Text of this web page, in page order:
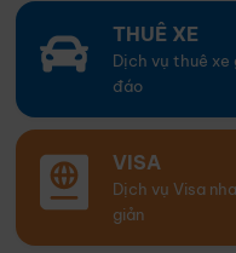
THUÊ XE
Dịch vụ thuê
đáo
VISA
Dịch vụ Visa
giản